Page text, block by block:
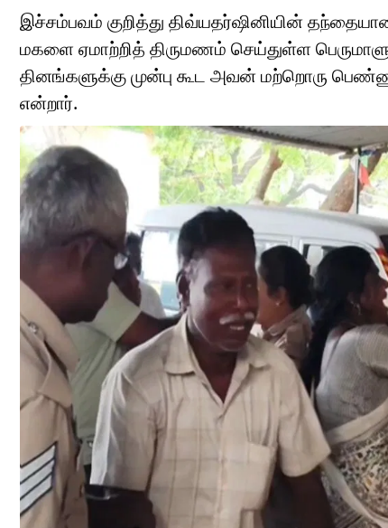
இச்சம்பவம் குறித்து திவ்யதர்ஷினியின்
மகளை ஏமாற்றித் திருமணம் செய்துள்ள
தினங்களுக்கு முன்பு கூட அவன் மற்றொரு
என்றார்.